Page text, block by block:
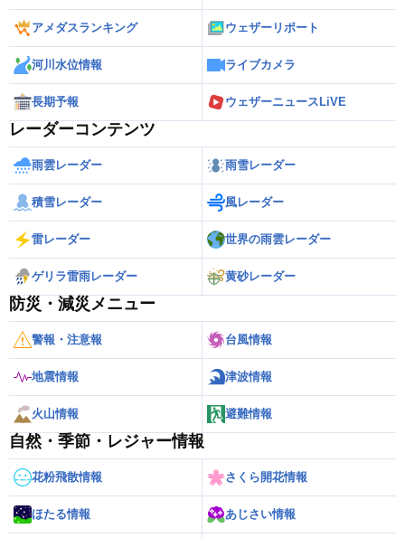
アメダスランキング ウェザーリポート
河川水位情報 ライブカメラ
長期予報 ウェザーニュースLiVE
レーダーコンテンツ
雨雲レーダー 雨雪レーダー
積雪レーダー 風レーダー
雷レーダー 世界の雨雲レーダー
ゲリラ雷雨レーダー 黄砂レーダー
防災・減災メニュー
警報・注意報 台風情報
地震情報 津波情報
火山情報 避難情報
自然・季節・レジャー情報
花粉飛散情報 さくら開花情報
ほたる情報 あじさい情報